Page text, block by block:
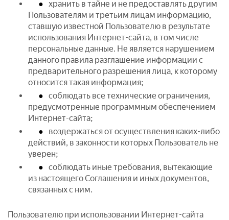
хранить в тайне и не предоставлять другим
Пользователям и третьим лицам информацию,
ставшую известной Пользователю в результате
использования Интернет-сайта, в том числе
персональные данные. Не является нарушением
данного правила разглашение информации с
предварительного разрешения лица, к которому
относится такая информация;
соблюдать все технические ограничения,
предусмотренные программным обеспечением
Интернет-сайта;
воздержаться от осуществления каких-либо
действий, в законности которых Пользователь не
уверен;
соблюдать иные требования, вытекающие
из настоящего Соглашения и иных документов,
связанных с ним.
Пользователю при использовании Интернет-сайта